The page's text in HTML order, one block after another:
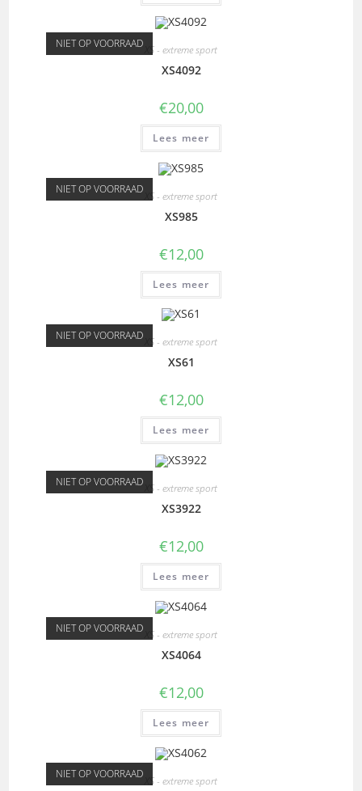
NIET OP VOORRAAD XS - extreme sport
XS4092
€20,00
Lees meer
NIET OP VOORRAAD XS - extreme sport
XS985
€12,00
Lees meer
NIET OP VOORRAAD XS - extreme sport
XS61
€12,00
Lees meer
NIET OP VOORRAAD XS - extreme sport
XS3922
€12,00
Lees meer
NIET OP VOORRAAD XS - extreme sport
XS4064
€12,00
Lees meer
NIET OP VOORRAAD XS - extreme sport